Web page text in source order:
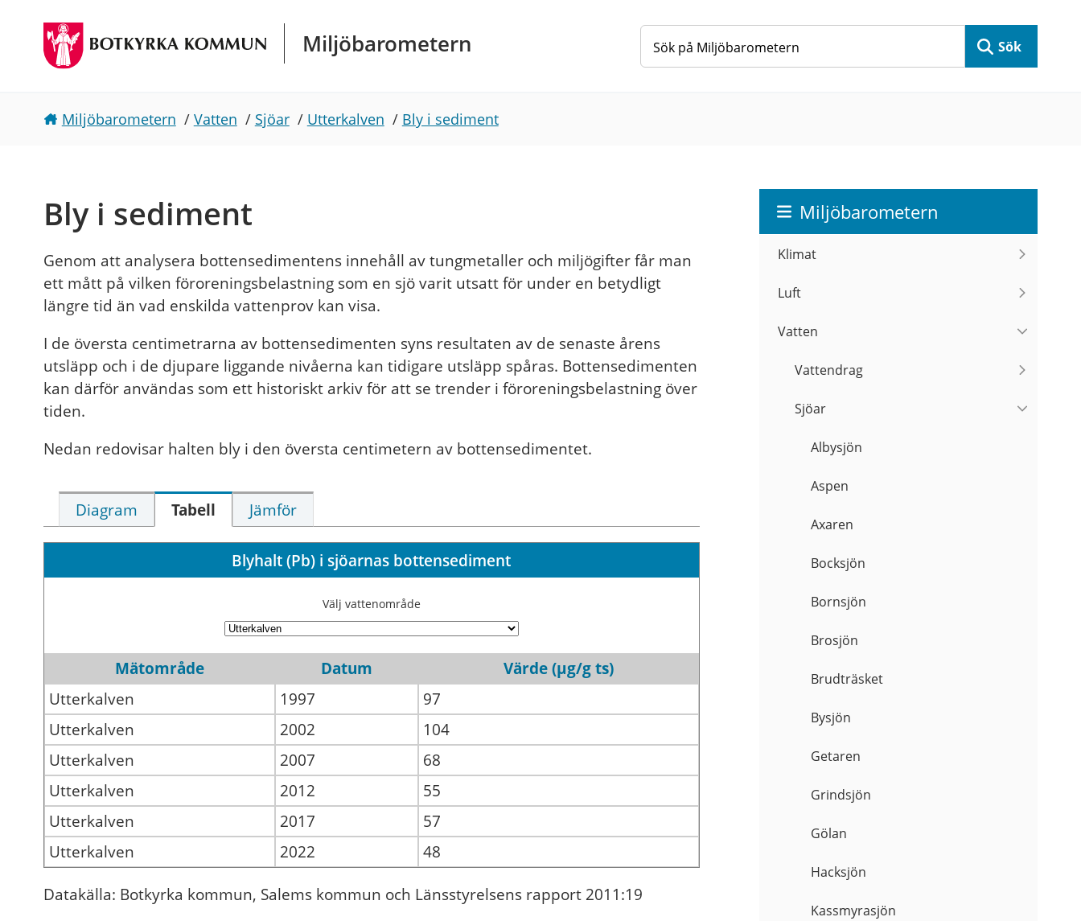
Miljöbarometern Sök
Miljöbarometern / Vatten / Sjöar / Utterkalven / Bly i sediment
Bly i sediment
Genom att analysera bottensedimentens innehåll av tungmetaller och miljögifter får man
ett mått på vilken föroreningsbelastning som en sjö varit utsatt för under en betydligt
längre tid än vad enskilda vattenprov kan visa.
I de översta centimetrarna av bottensedimenten syns resultaten av de senaste årens
utsläpp och i de djupare liggande nivåerna kan tidigare utsläpp spåras. Bottensedimenten
kan därför användas som ett historiskt arkiv för att se trender i föroreningsbelastning över
tiden.
Nedan redovisar halten bly i den översta centimetern av bottensedimentet.
Diagram Tabell Jämför
Blyhalt (Pb) i sjöarnas bottensediment
Välj vattenområde
Mätområde Datum
Värde (µg/g ts)
Utterkalven
1997
97
Utterkalven
2002
104
Utterkalven
2007
68
Utterkalven
2012
55
Utterkalven
2017
57
Utterkalven
2022 48
Datakälla: Botkyrka kommun, Salems kommun och Länsstyrelsens rapport 2011:19
Miljöbarometern
Klimat
Luft
Vatten
Vattendrag
Sjöar
Albysjön
Aspen
Axaren
Bocksjön
Bornsjön
Brosjön
Brudträsket
Bysjön
Getaren
Grindsjön
Gölan
Hacksjön
Kassmyrasjön